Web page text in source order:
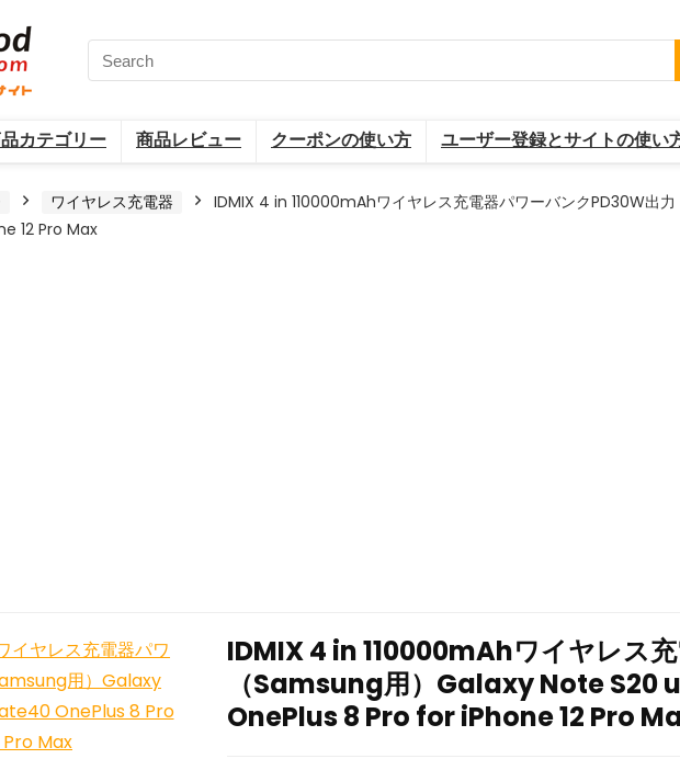
カテゴリー 商品レビュー クーポンの使い方 ユーザー登録とサイトの使い
ワイヤレス充電器
IDMIX 4 in 110000mAhワイヤレス充電器パワーバンクPD30W
12 Pro Max
IDMIX 4 in 110000mAhワイヤレス
（Samsung用）Galaxy Note
OnePlus 8 Pro for iPhone 12 Pro